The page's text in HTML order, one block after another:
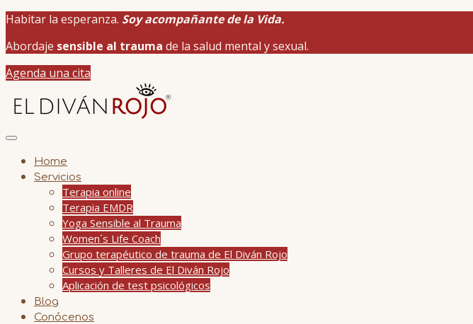
Habitar la esperanza. Soy acompañante de la Vida.
Abordaje sensible al trauma de la salud mental y sexual.
Agenda una cita
Home
Servicios
Terapia online
Terapia EMDR
Yoga Sensible al Trauma
Women´s Life Coach
Grupo terapéutico de trauma de El Diván Rojo
Cursos y Talleres de El Diván Rojo
Aplicación de test psicológicos
Blog
Conócenos